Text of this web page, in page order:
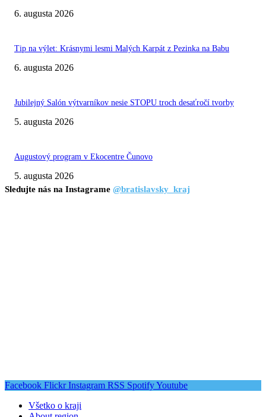
6. augusta 2026
Tip na výlet: Krásnymi lesmi Malých Karpát z Pezinka na Babu
6. augusta 2026
Jubilejný Salón výtvarníkov nesie STOPU troch desaťročí tvorby
5. augusta 2026
Augustový program v Ekocentre Čunovo
5. augusta 2026
Sledujte nás na Instagrame @bratislavsky_kraj
Facebook Flickr Instagram RSS SpotifyYoutube
Všetko o kraji